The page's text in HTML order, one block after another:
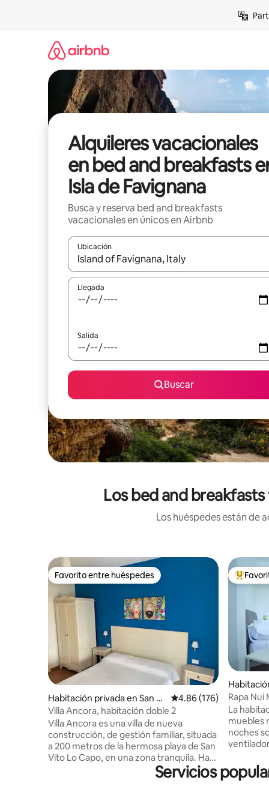
Alquileres vacacionales
en bed and breakfasts
Isla de Favignana
Busca y reserva bed and breakfasts
vacacionales en únicos en Airbnb
Ubicación
Cuando los resultados estén disponibles,
Llegada
Salida
Buscar
Los bed and
Los huéspedes están de
Favorito entre huéspedes
Favorito entre huéspedes
Habitación privada en San Vi
to Lo Capo
Calificación promedio:
4.86 (176)
Villa Ancora, habitación doble 2
Villa Ancora es una villa de nueva
construcción, de gestión familiar, situada
a 200 metros de la hermosa playa de San
Vito Lo Capo, en una zona tranquila. Hay
dos habitaciones dobles con todas las
comodidades (baño privado,mini-nevera
a
Rapa Nui
piscina
La
muebles
noches
efecto
desde la
Servicios